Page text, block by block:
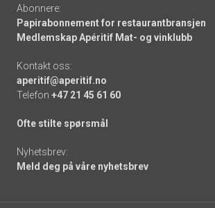
Abonnere:
Papirabonnement for restaurantbransjen
Medlemskap Apéritif Mat- og vinklubb
Kontakt oss:
aperitif@aperitif.no
Telefon +47 21 45 61 60
Ofte stilte spørsmål
Nyhetsbrev:
Meld deg på våre nyhetsbrev